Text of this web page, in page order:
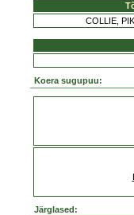
COLLIE,
Koera sugupuu:
Järglased: